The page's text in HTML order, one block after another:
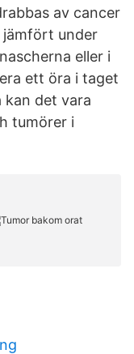
av cancer
under
eller i
ett öra i taget
kan det vara
tumörer i